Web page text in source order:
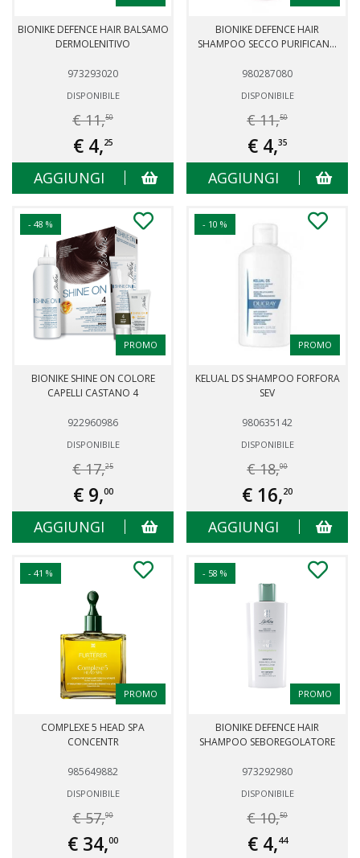
BIONIKE DEFENCE HAIR BALSAMO
DERMOLENITIVO
973293020
DISPONIBILE
€ 11,50
€ 4,25
AGGIUNGI
BIONIKE DEFENCE HAIR
SHAMPOO SECCO PURIFICAN...
980287080
DISPONIBILE
€ 11,50
€ 4,35
AGGIUNGI
- 48 %
PROMO
BIONIKE SHINE ON COLORE
CAPELLI CASTANO 4
922960986
DISPONIBILE
€ 17,25
€ 9,00
AGGIUNGI
- 10 %
PROMO
KELUAL DS SHAMPOO FORFORA
SEV
980635142
DISPONIBILE
€ 18,00
€ 16,20
AGGIUNGI
- 41 %
PROMO
COMPLEXE 5 HEAD SPA
CONCENTR
985649882
DISPONIBILE
€ 57,90
€ 34,00
- 58 %
PROMO
BIONIKE DEFENCE HAIR
SHAMPOO SEBOREGOLATORE
973292980
DISPONIBILE
€ 10,50
€ 4,44